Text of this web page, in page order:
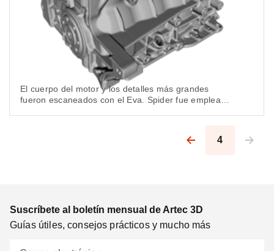
El cuerpo del motor y los detalles más grandes
fueron escaneados con el Eva. Spider fue empleado
Pagination
4
Suscríbete al boletín mensual de Artec 3D
Guías útiles, consejos prácticos y mucho más